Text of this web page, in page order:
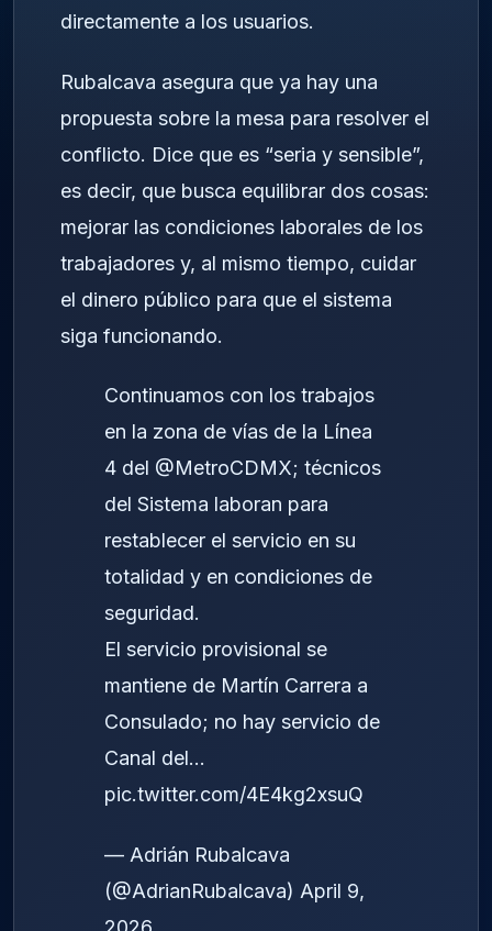
directamente a los usuarios.
Rubalcava asegura que ya hay una
propuesta sobre la mesa para resolver el
conflicto. Dice que es “seria y sensible”,
es decir, que busca equilibrar dos cosas:
mejorar las condiciones laborales de los
trabajadores y, al mismo tiempo, cuidar
el dinero público para que el sistema
siga funcionando.
Continuamos con los trabajos
en la zona de vías de la Línea
4 del @MetroCDMX; técnicos
del Sistema laboran para
restablecer el servicio en su
totalidad y en condiciones de
seguridad.
El servicio provisional se
mantiene de Martín Carrera a
Consulado; no hay servicio de
Canal del…
pic.twitter.com/4E4kg2xsuQ
— Adrián Rubalcava
(@AdrianRubalcava) April 9,